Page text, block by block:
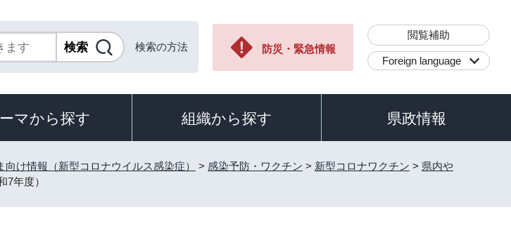
検索の方法 防災・緊急情報
閲覧補助
Foreign language
マから探す 組織から探す 県政情報
向け情報（新型コロナウイルス感染症） > 感染予防・ワクチン > 新型コロナワクチン > 県内や
年度）